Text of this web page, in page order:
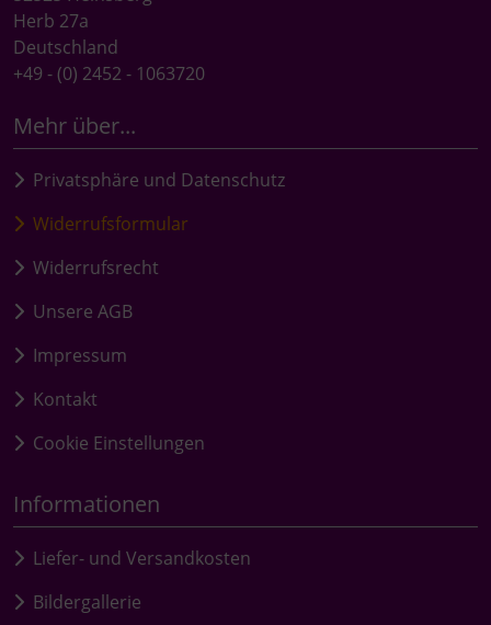
Herb 27a
Deutschland
+49 - (0) 2452 - 1063720
Mehr über...
Privatsphäre und Datenschutz
Widerrufsformular
Widerrufsrecht
Unsere AGB
Impressum
Kontakt
Cookie Einstellungen
Informationen
Liefer- und Versandkosten
Bildergallerie